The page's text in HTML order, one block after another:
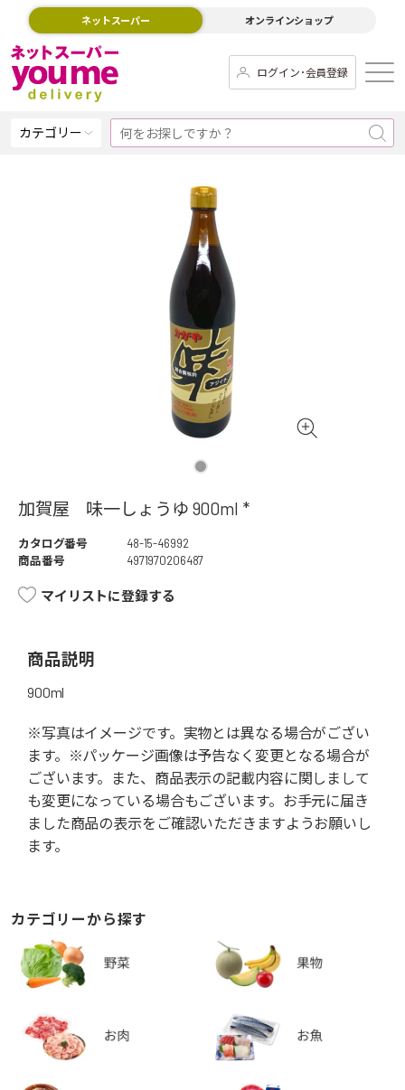
ネットスーパー オンラインショップ
ログイン･会員登録
カテゴリー
加賀屋 味一しょうゆ 900ml *
カタログ番号
48-15-46992
商品番号
4971970206487
マイリストに登録する
商品説明
900ml
※写真はイメージです。実物とは異なる場合がござい
ます。※パッケージ画像は予告なく変更となる場合が
ございます。また、商品表示の記載内容に関しまして
も変更になっている場合もございます。お手元に届き
ました商品の表示をご確認いただきますようお願いし
ます。
カテゴリーから探す